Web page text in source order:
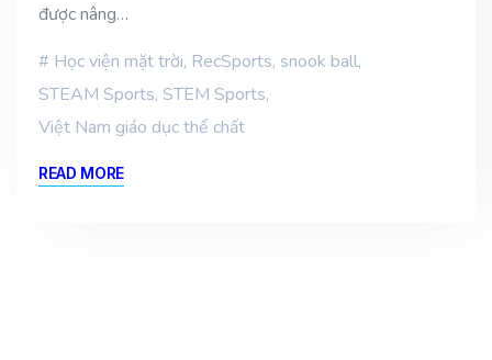
được nâng…
Học viện mặt trời, RecSports, snook ball,
STEAM Sports, STEM Sports,
Việt Nam giáo dục thể chất
READ MORE